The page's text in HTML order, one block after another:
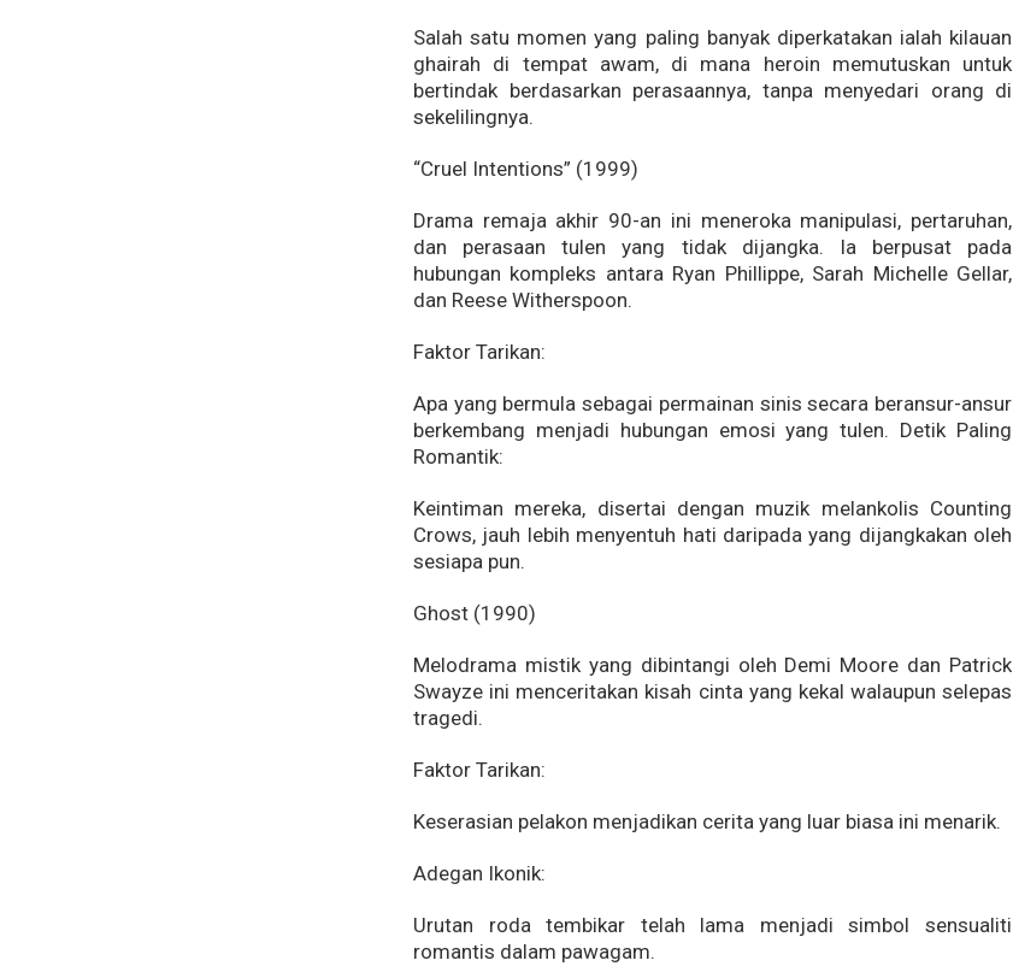
Salah satu momen yang paling banyak diperkatakan ialah kilauan
ghairah di tempat awam, di mana heroin memutuskan untuk
bertindak berdasarkan perasaannya, tanpa menyedari orang di
sekelilingnya.
“Cruel Intentions” (1999)
Drama remaja akhir 90-an ini meneroka manipulasi, pertaruhan,
dan perasaan tulen yang tidak dijangka. Ia berpusat pada
hubungan kompleks antara Ryan Phillippe, Sarah Michelle Gellar,
dan Reese Witherspoon.
Faktor Tarikan:
Apa yang bermula sebagai permainan sinis secara beransur-ansur
berkembang menjadi hubungan emosi yang tulen. Detik Paling
Romantik:
Keintiman mereka, disertai dengan muzik melankolis Counting
Crows, jauh lebih menyentuh hati daripada yang dijangkakan oleh
sesiapa pun.
Ghost (1990)
Melodrama mistik yang dibintangi oleh Demi Moore dan Patrick
Swayze ini menceritakan kisah cinta yang kekal walaupun selepas
tragedi.
Faktor Tarikan:
Keserasian pelakon menjadikan cerita yang luar biasa ini menarik.
Adegan Ikonik:
Urutan roda tembikar telah lama menjadi simbol sensualiti
romantis dalam pawagam.